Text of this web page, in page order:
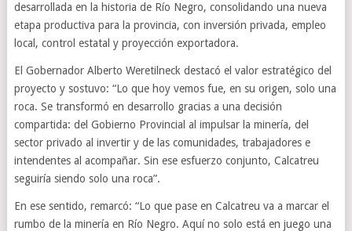
desarrollada en la historia de Río Negro, consolidando una nueva
etapa productiva para la provincia, con inversión privada, empleo
local, control estatal y proyección exportadora.
El Gobernador Alberto Weretilneck destacó el valor estratégico del
proyecto y sostuvo: “Lo que hoy vemos fue, en su origen, solo una
roca. Se transformó en desarrollo gracias a una decisión
compartida: del Gobierno Provincial al impulsar la minería, del
sector privado al invertir y de las comunidades, trabajadores e
intendentes al acompañar. Sin ese esfuerzo conjunto, Calcatreu
seguiría siendo solo una roca”.
En ese sentido, remarcó: “Lo que pase en Calcatreu va a marcar el
rumbo de la minería en Río Negro. Aquí no solo está en juego una